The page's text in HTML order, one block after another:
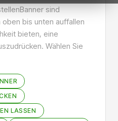
sind
bis unten auffallen
bieten, eine
Wählen Sie
LASSEN